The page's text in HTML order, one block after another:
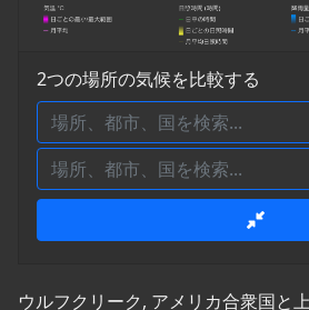
2つの場所の気候を比較する
ウルフクリーク, アメリカ合衆国と